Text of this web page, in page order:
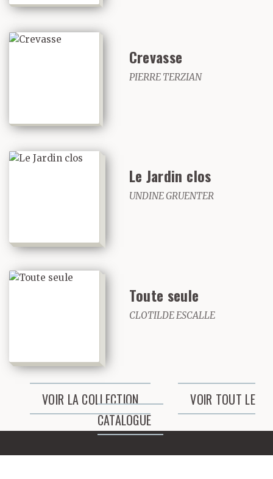
Crevasse
PIERRE TERZIAN
Le Jardin clos
UNDINE GRUENTER
Toute seule
CLOTILDE ESCALLE
VOIR LA COLLECTION
VOIR TOUT LE
CATALOGUE